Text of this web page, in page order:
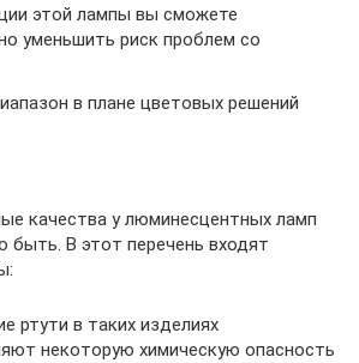
этой лампы вы сможете
уменьшить риск проблем со
в плане цветовых решений
качества у люминесцентных ламп
В этот перечень входят
ртути в таких изделиях
некоторую химическую опасность